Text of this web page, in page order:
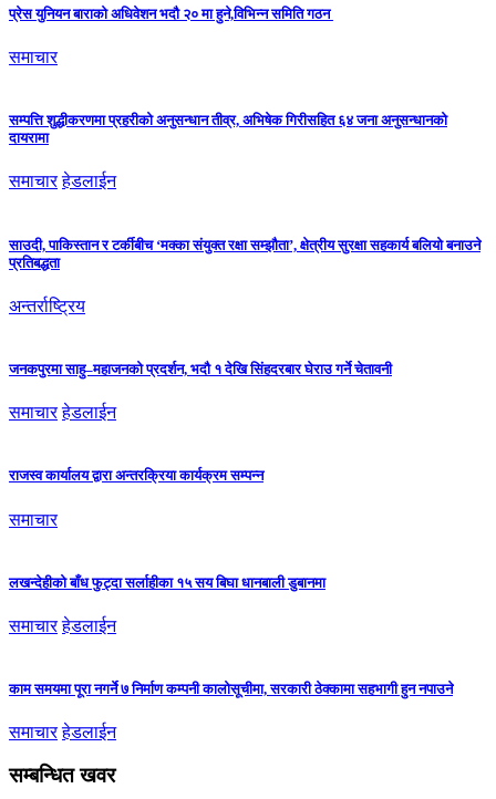
प्रेस युनियन बाराको अधिवेशन भदौ २० मा हुने,विभिन्न समिति गठन
समाचार
सम्पत्ति शुद्धीकरणमा प्रहरीको अनुसन्धान तीव्र, अभिषेक गिरीसहित ६४ जना अनुसन्धानको
दायरामा
समाचार हेडलाईन
साउदी, पाकिस्तान र टर्कीबीच ‘मक्का संयुक्त रक्षा सम्झौता’, क्षेत्रीय सुरक्षा सहकार्य बलियो बनाउने
प्रतिबद्धता
अन्तर्राष्ट्रिय
जनकपुरमा साहु–महाजनको प्रदर्शन, भदौ १ देखि सिंहदरबार घेराउ गर्ने चेतावनी
समाचार हेडलाईन
राजस्व कार्यालय द्वारा अन्तरक्रिया कार्यक्रम सम्पन्न
समाचार
लखन्देहीको बाँध फुट्दा सर्लाहीका १५ सय बिघा धानबाली डुबानमा
समाचार हेडलाईन
काम समयमा पूरा नगर्ने ७ निर्माण कम्पनी कालोसूचीमा, सरकारी ठेक्कामा सहभागी हुन नपाउने
समाचार हेडलाईन
सम्बन्धित खवर